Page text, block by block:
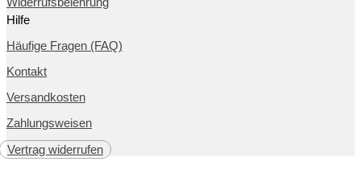
Hilfe
Häufige Fragen (FAQ)
Kontakt
Versandkosten
Zahlungsweisen
Vertrag widerrufen